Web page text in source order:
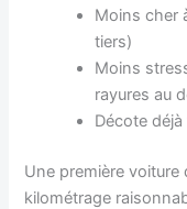
Moins cher
tiers)
Moins
rayures au
Décote
Une première voiture
kilométrage